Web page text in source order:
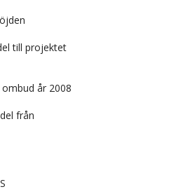
till projektet
år 2008
från